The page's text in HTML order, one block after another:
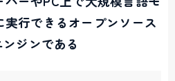
行できるオープンソース
ジンである